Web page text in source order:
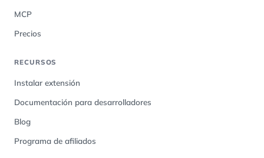
MCP
Precios
RECURSOS
Instalar extensión
Documentación para desarrolladores
Blog
Programa de afiliados